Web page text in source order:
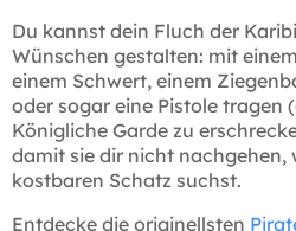
Du kannst dein Fluch der
Wünschen gestalten: mit
einem Schwert, einem
oder sogar eine Pistole tragen
Königliche Garde zu
damit sie dir nicht nachgehen,
kostbaren Schatz suchst.
Entdecke die originellsten